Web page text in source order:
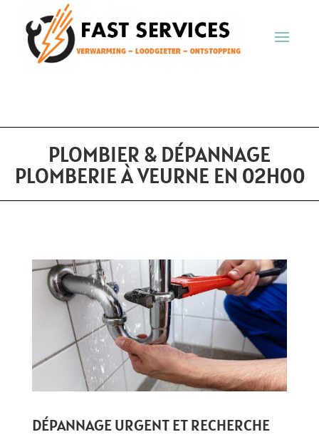
PLOMBIER & DÉPANNAGE
PLOMBERIE À VEURNE EN 02H00
DÉPANNAGE URGENT ET RECHERCHE